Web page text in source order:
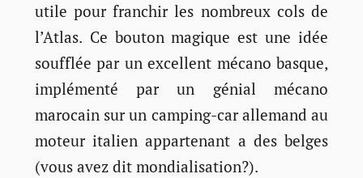
utile pour franchir les nombreux cols de
l’Atlas. Ce bouton magique est une idée
soufflée par un excellent mécano basque,
implémenté par un génial mécano
marocain sur un camping-car allemand au
moteur italien appartenant a des belges
(vous avez dit mondialisation?).